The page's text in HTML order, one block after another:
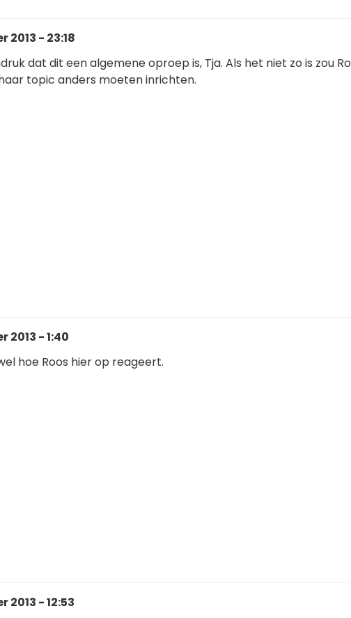
2013 - 23:18
dat dit een algemene oproep is, Tja. Als het niet zo is zou
topic anders moeten inrichten.
2013 - 1:40
hoe Roos hier op reageert.
2013 - 12:53